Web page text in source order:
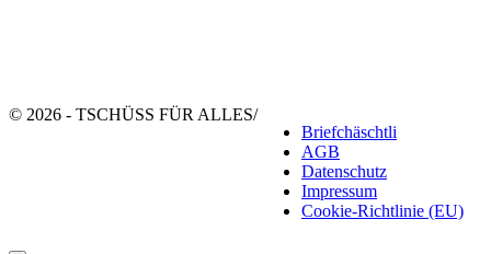
© 2026 - TSCHÜSS FÜR ALLES/
Briefchäschtli
AGB
Datenschutz
Impressum
Cookie-Richtlinie (EU)